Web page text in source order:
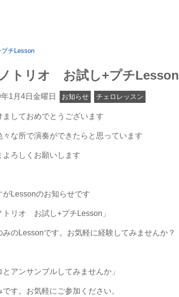
チLesson
トリオ お試し+プチLesson
1月4日金曜日 お知らせ チェロレッスン
ましておめでとうございます
々な所で演奏ができたらと思っています
よろしくお願いします
がLessonのお知らせです
トリオ お試し+プチLesson」
みのLessonです。お気軽に経験してみませんか？
とアンサンブルしてみませんか」
です。お気軽にご参加ください。